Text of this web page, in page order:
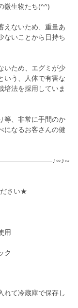
微生物たち(^^)
えないため、重量あ
ないことから日持ち
いため、エグミが少
いう、人体で有害な
培法を採用していま
等、非常に手間のか
になるお客さんの健
ださい★
用
ク
れて冷蔵庫で保存し